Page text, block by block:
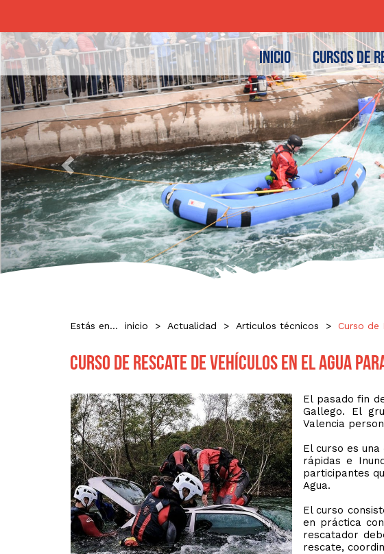
INICIO CURSOS DE
Previous
Estás en... inicio > Actualidad > Articulos técnicos > Curso de
Curso de Rescate de Vehículos en el Agua
El pasado fin
Gallego. El
Valencia
El curso es
rápidas e
participantes
Agua.
El curso
en práctica
rescatador
rescate,